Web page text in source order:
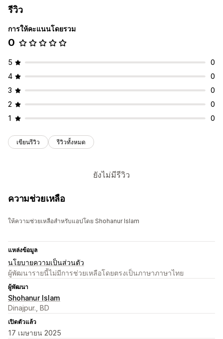
รีวิว
การให้คะแนนโดยรวม
0
5
0
4
0
3
0
2
0
1
0
เขียนรีวิว รีวิวทั้งหมด
ยังไม่มีรีวิว
ความช่วยเหลือ
ให้ความช่วยเหลือสำหรับแอปโดย Shohanur Islam
แหล่งข้อมูล
นโยบายความเป็นส่วนตัว
ผู้พัฒนารายนี้ไม่มีการช่วยเหลือโดยตรงเป็นภาษาภาษาไทย
ผู้พัฒนา
Shohanur Islam
Dinajpur., BD
เปิดตัวแล้ว
17 เมษายน 2025